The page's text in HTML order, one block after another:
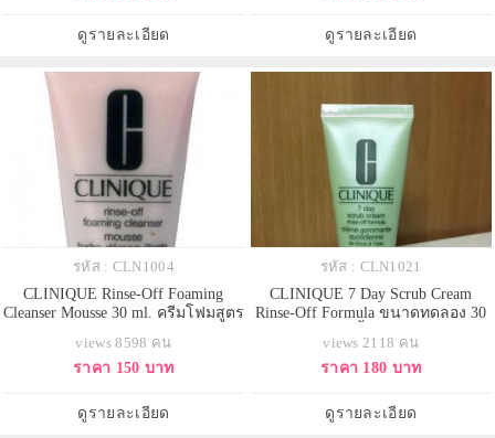
ดูรายละเอียด ดูรายละเอียด
รหัส : CLN1004
CLINIQUE Rinse-Off Foaming
Cleanser Mousse 30 ml. ครีมโฟมสูตร
เครื่องสำอางที่ติดทนนานออกได้
อย่างรวดเร็วแต่อ่อนโยน และให้ผล
แห้งและผิวผสมค่อนข้างมัน มีส่วน
ผสมของคาร์โมมาย ช่วยทำให้ผ
views 8598 คน
ราคา 150 บาท
ดูรายละเอียด
รหัส : CLN1021
CLINIQUE 7 Day Scrub Cream
Rinse-Off Formula ขนาดทดลอง 30
ทำความสะอาดผิวได้ล้ำลึกถึงรูขุม
ขน ขจัดเซลล์ผิวที่เสื่อมสภาพ ผิวที่
สกปรกบนชั้นผิวและรูขุมขนให้หลุด
ออกอย่างอ่อนโยน เผย
views 2118 คน
ราคา 180 บาท
ดูรายละเอียด